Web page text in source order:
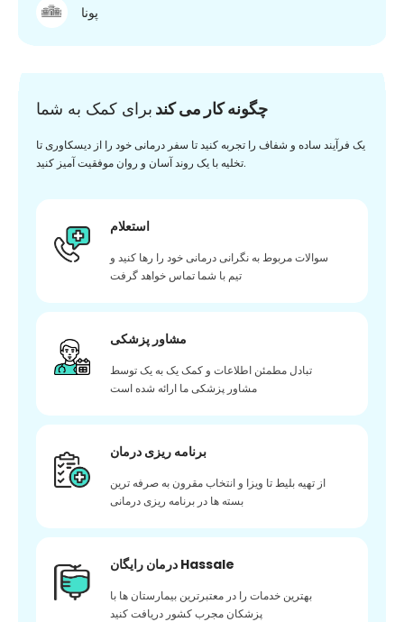
پونا
چگونه کار می کند برای کمک به شما
یک فرآیند ساده و شفاف را تجربه کنید تا سفر درمانی خود را از دیسکاوری تا
تخلیه با یک روند آسان و روان موفقیت آمیز کنید.
استعلام
سوالات مربوط به نگرانی درمانی خود را رها کنید و
تیم با شما تماس خواهد گرفت
مشاور پزشکی
تبادل مطمئن اطلاعات و کمک یک به یک توسط
مشاور پزشکی ما ارائه شده است
برنامه ریزی درمان
از تهیه بلیط تا ویزا و انتخاب مقرون به صرفه ترین
بسته ها در برنامه ریزی درمانی
درمان رایگان Hassale
بهترین خدمات را در معتبرترین بیمارستان ها با
پزشکان مجرب کشور دریافت کنید